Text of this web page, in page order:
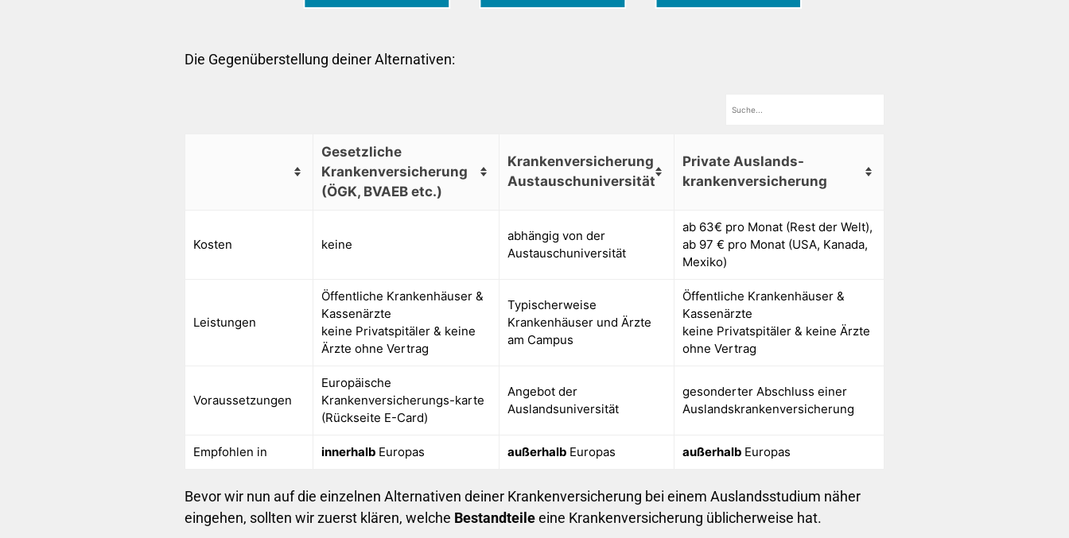
Die Gegenüberstellung deiner Alternativen:
Gesetzliche
Krankenversicherung
(ÖGK, BVAEB etc.)
Krankenversicherung
Austauschuniversität
Private Auslands-
krankenversicherung
Kosten keine
abhängig von der
Austauschuniversität
ab 63€ pro Monat (Rest der Welt),
ab 97 € pro Monat (USA, Kanada,
Mexiko)
Leistungen
Öffentliche Krankenhäuser &
Kassenärzte
keine Privatspitäler & keine
Ärzte ohne Vertrag
Typischerweise
Krankenhäuser und Ärzte
am Campus
Öffentliche Krankenhäuser &
Kassenärzte
keine Privatspitäler & keine Ärzte
ohne Vertrag
Voraussetzungen
Europäische
Krankenversicherungs-karte
(Rückseite E-Card)
Angebot der
Auslandsuniversität
gesonderter Abschluss einer
Auslandskrankenversicherung
Empfohlen in innerhalb Europas außerhalb Europas außerhalb Europas
Bevor wir nun auf die einzelnen Alternativen deiner Krankenversicherung bei einem Auslandsstudium näher
eingehen, sollten wir zuerst klären, welche Bestandteileeine Krankenversicherung üblicherweise hat.